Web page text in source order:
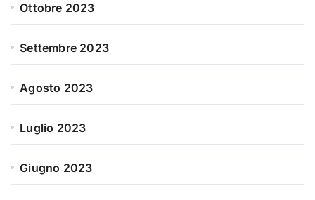
Ottobre 2023
Settembre 2023
Agosto 2023
Luglio 2023
Giugno 2023